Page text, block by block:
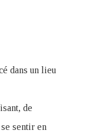
dans un lieu
de
sentir en